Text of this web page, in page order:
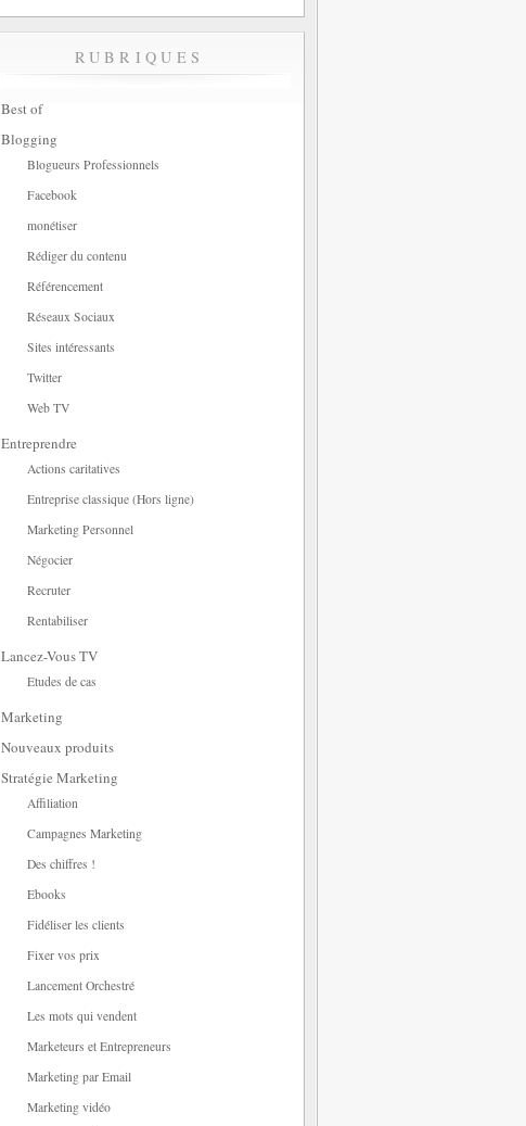
RUBRIQUES
Best of
Blogging
Blogueurs Professionnels
Facebook
monétiser
Rédiger du contenu
Référencement
Réseaux Sociaux
Sites intéressants
Twitter
Web TV
Entreprendre
Actions caritatives
Entreprise classique (Hors ligne)
Marketing Personnel
Négocier
Recruter
Rentabiliser
Lancez-Vous TV
Etudes de cas
Marketing
Nouveaux produits
Stratégie Marketing
Affiliation
Campagnes Marketing
Des chiffres !
Ebooks
Fidéliser les clients
Fixer vos prix
Lancement Orchestré
Les mots qui vendent
Marketeurs et Entrepreneurs
Marketing par Email
Marketing vidéo